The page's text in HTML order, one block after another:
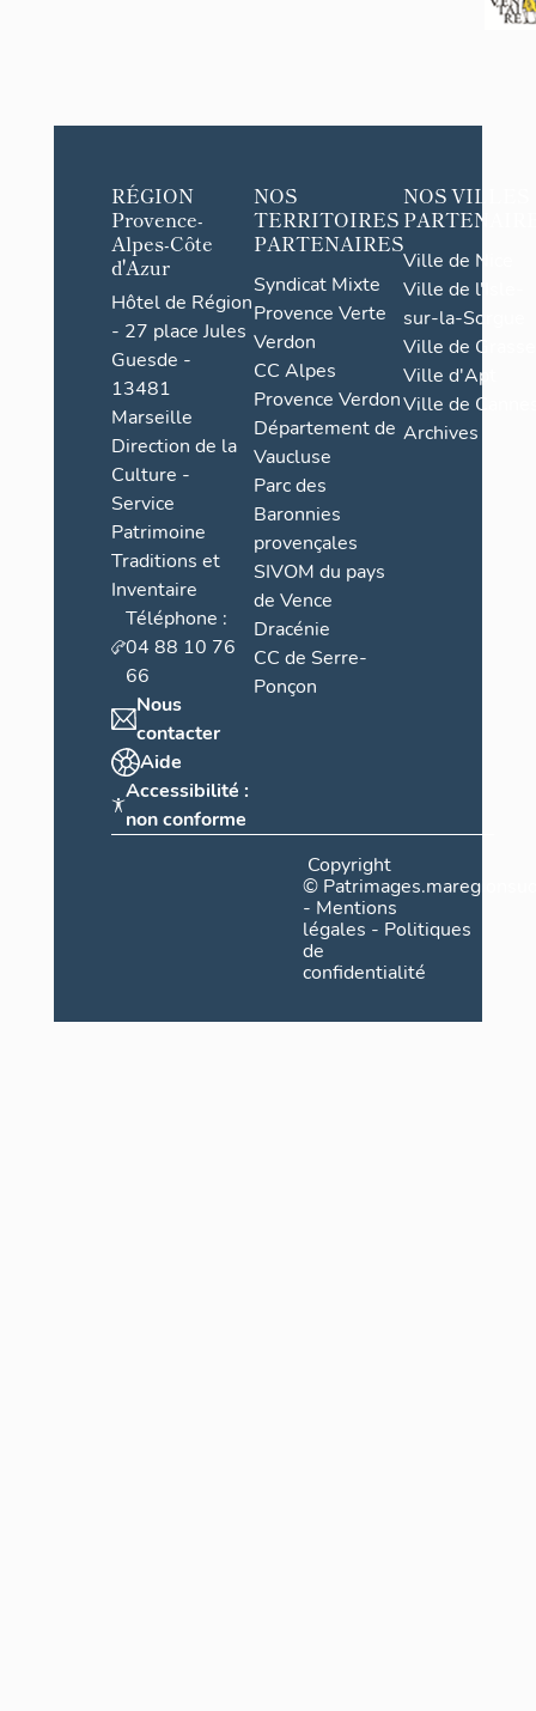
RÉGION
Provence-
Alpes-Côte
d'Azur
Hôtel de Région
- 27 place Jules
Guesde -
13481
Marseille
Direction de la
Culture -
Service
Patrimoine
Traditions et
Inventaire
Téléphone :
04 88 10 76
66
Nous
contacter
Aide
Accessibilité :
non conforme
NOS
TERRITOIRES
PARTENAIRES
Syndicat Mixte
Provence Verte
Verdon
CC Alpes
Provence Verdon
Département de
Vaucluse
Parc des
Baronnies
provençales
SIVOM du pays
de Vence
Dracénie
CC de Serre-
Ponçon
NOS VILLES
Ville de Nice
Ville de l'Isle-
sur-la-Sorgue
Ville de Grasse
Ville d'Apt
Ville de
Archives
Copyright
©
- Mentions
légales - Politiques
de
confidentialité